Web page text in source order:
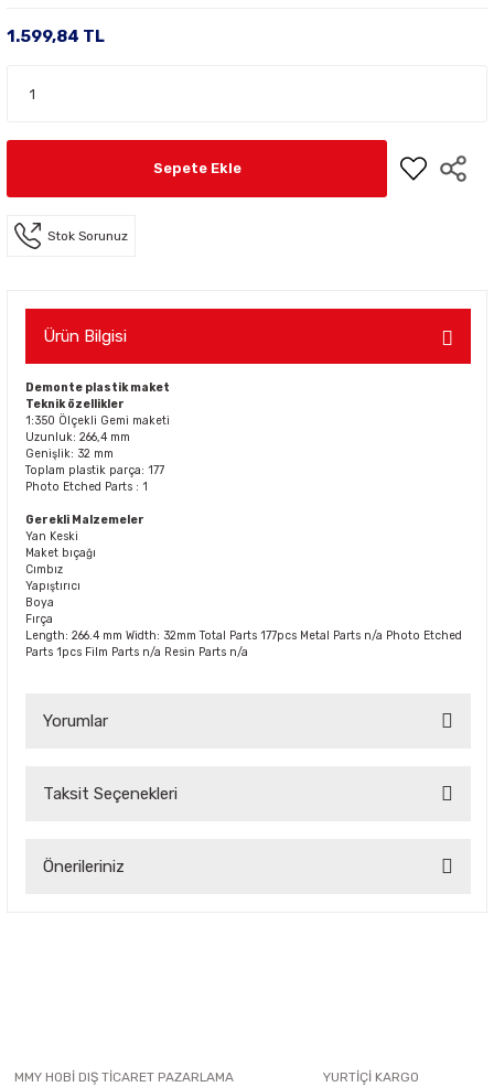
1.599,84 TL
Sepete Ekle
Stok Sorunuz
Ürün Bilgisi
Demonte plastik maket
Teknik özellikler
1:350 Ölçekli Gemi maketi
Uzunluk: 266,4 mm
Genişlik: 32 mm
Toplam plastik parça: 177
Photo Etched Parts : 1
Gerekli Malzemeler
Yan Keski
Maket bıçağı
Cımbız
Yapıştırıcı
Boya
Fırça
Length: 266.4 mm Width: 32mm Total Parts 177pcs Metal Parts n/a Photo Etched
Parts 1pcs Film Parts n/a Resin Parts n/a
Yorumlar
Taksit Seçenekleri
Önerileriniz
Ürün açıklamasında eksik bilgiler bulunuyor.
MMY HOBİ DIŞ TİCARET PAZARLAMA
YURTİÇİ KARGO